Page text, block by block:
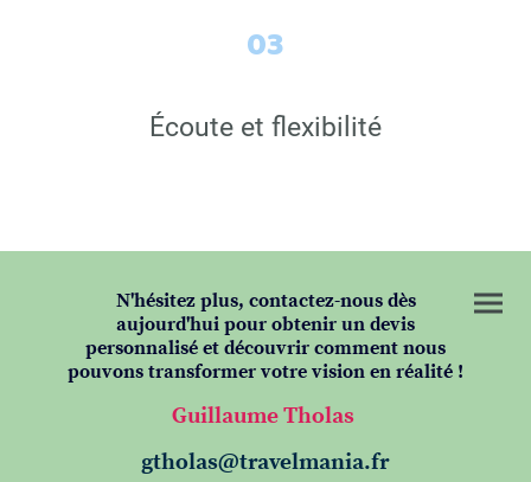
03
Écoute et flexibilité
N'hésitez plus, contactez-nous dès
aujourd'hui pour obtenir un devis
personnalisé et découvrir comment nous
pouvons transformer votre vision en réalité !
Guillaume Tholas
gtholas@travelmania.fr